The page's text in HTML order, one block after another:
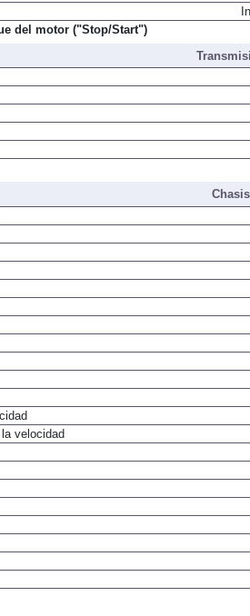
del motor ("Stop/Start")
Chasis
velocidad